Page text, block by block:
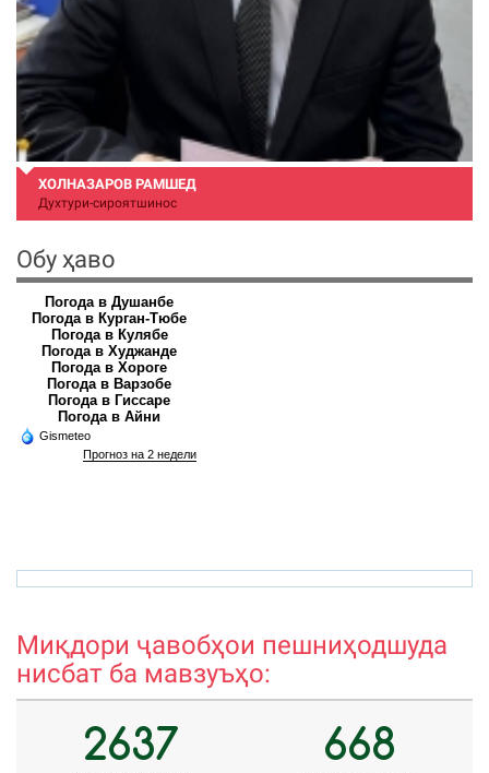
ХОЛНАЗАРОВ РАМШЕД
Духтури-сироятшинос
Обу ҳаво
Погода в Душанбе
Погода в Курган-Тюбе
Погода в Кулябе
Погода в Худжанде
Погода в Хороге
Погода в Варзобе
Погода в Гиссаре
Погода в Айни
Gismeteo
Прогноз на 2 недели
Миқдори ҷавобҳои пешниҳодшуда
нисбат ба мавзуъҳо:
2637 668